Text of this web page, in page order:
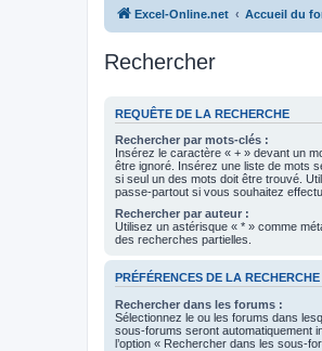
Excel-Online.net Accueil du
Rechercher
REQUÊTE DE LA RECHERCHE
Rechercher par mots-clés :
Insérez le caractère « + » devant un
être ignoré. Insérez une liste de mots
si seul un des mots doit être trouvé.
passe-partout si vous souhaitez
Rechercher par auteur :
Utilisez un astérisque « * » comme
des recherches partielles.
PRÉFÉRENCES DE LA RECHERCHE
Rechercher dans les forums :
Sélectionnez le ou les forums dans
sous-forums seront automatiquement
l’option « Rechercher dans les sous-